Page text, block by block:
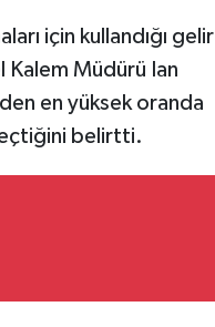
için kullandığı gelir
Kalem Müdürü Ian
en yüksek oranda
belirtti.